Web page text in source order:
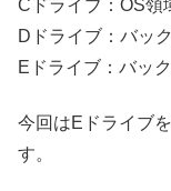
Cドライブ：OS領
Dドライブ：バッ
Eドライブ：バッ
今回はEドライブ
す。